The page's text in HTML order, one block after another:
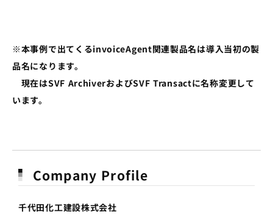
※本事例で出てくるinvoiceAgent関連製品名は導入当初の製
品名になります。
現在はSVF ArchiverおよびSVF Transactに名称変更して
います。
Company Profile
千代田化工建設株式会社